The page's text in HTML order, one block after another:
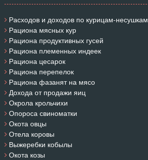
Расходов и доходов по курицам-несушкам
Рациона мясных кур
Рациона продуктивных гусей
Рациона племенных индеек
Рациона цесарок
Рациона перепелок
Рациона фазанят на мясо
Дохода от продажи яиц
Окрола крольчихи
Опороса свиноматки
Окота овцы
Отела коровы
Выжеребки кобылы
Окота козы